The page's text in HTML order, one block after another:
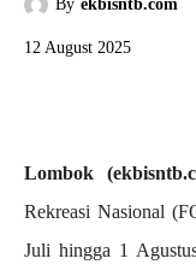
By ekbisntb.com
12 August 2025
Lombok
Rekreasi Nasional
Juli hingga 1